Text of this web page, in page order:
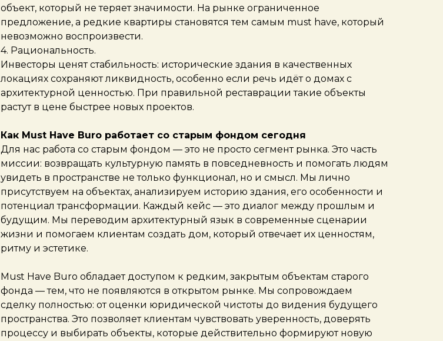
объект, который не теряет значимости. На рынке ограниченное
предложение, а редкие квартиры становятся тем самым must have, который
невозможно воспроизвести.
4. Рациональность.
Инвесторы ценят стабильность: исторические здания в качественных
локациях сохраняют ликвидность, особенно если речь идёт о домах с
архитектурной ценностью. При правильной реставрации такие объекты
растут в цене быстрее новых проектов.
Как Must Have Buro работает со старым фондом сегодня
Для нас работа со старым фондом — это не просто сегмент рынка. Это часть
миссии: возвращать культурную память в повседневность и помогать людям
увидеть в пространстве не только функционал, но и смысл. Мы лично
присутствуем на объектах, анализируем историю здания, его особенности и
потенциал трансформации. Каждый кейс — это диалог между прошлым и
будущим. Мы переводим архитектурный язык в современные сценарии
жизни и помогаем клиентам создать дом, который отвечает их ценностям,
ритму и эстетике.
Must Have Buro обладает доступом к редким, закрытым объектам старого
фонда — тем, что не появляются в открытом рынке. Мы сопровождаем
сделку полностью: от оценки юридической чистоты до видения будущего
пространства. Это позволяет клиентам чувствовать уверенность, доверять
процессу и выбирать объекты, которые действительно формируют новую